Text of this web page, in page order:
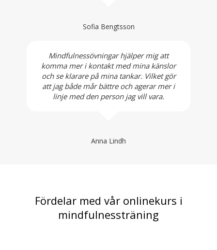
Sofia Bengtsson
Mindfulnessövningar hjälper mig att
komma mer i kontakt med mina känslor
och se klarare på mina tankar. Vilket gör
att jag både mår bättre och agerar mer i
linje med den person jag vill vara.
Anna Lindh
Fördelar med vår onlinekurs i
mindfulnessträning